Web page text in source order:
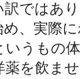
ではあ
、実際
いうもの
薬を飲ま